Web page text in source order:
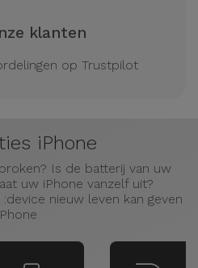
klanten
op Trustpilot
iPhone
Is de batterij van uw
uw iPhone vanzelf uit?
nieuw leven kan geven